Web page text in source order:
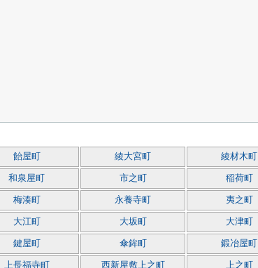
飴屋町 綾大宮町 綾材木町
和泉屋町 市之町 稲荷町
梅湊町 永養寺町 夷之町
大江町 大坂町 大津町
鍵屋町 傘鉾町 鍛冶屋町
上長福寺町 西新屋敷上之町 上之町